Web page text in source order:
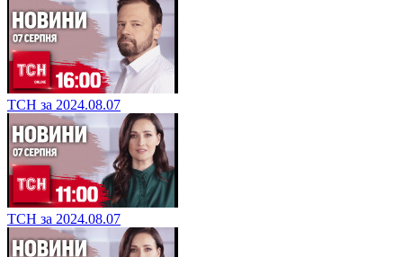
ТСН за 2024.08.07
ТСН за 2024.08.07